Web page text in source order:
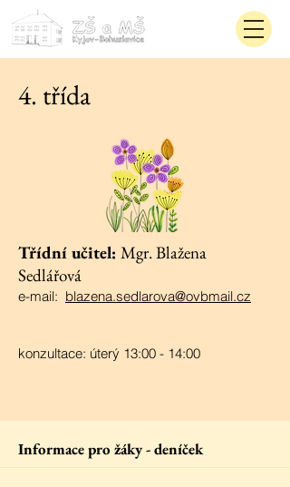
4. třída
Třídní učitel: Mgr. Blažena
Sedlářová
​e-mail: blazena.sedlarova@ovbmail.cz
konzultace: úterý 13:00 - 14:00
Informace pro žáky - deníček